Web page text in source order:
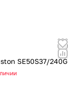
SE50S37/240G